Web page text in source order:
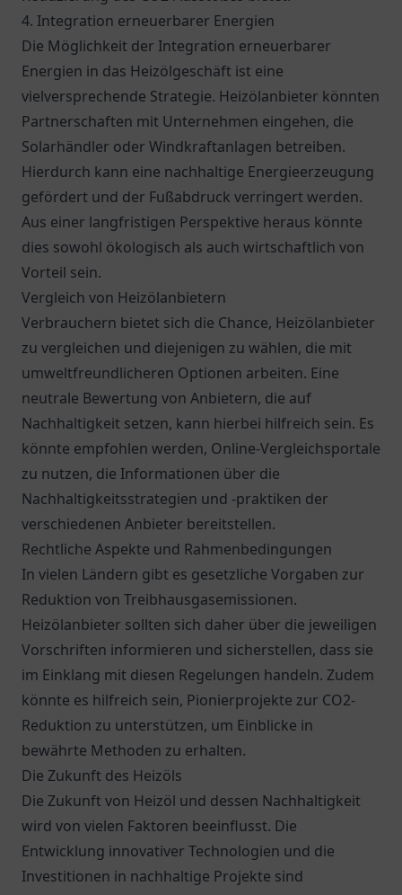
4. Integration erneuerbarer Energien
Die Möglichkeit der Integration erneuerbarer
Energien in das Heizölgeschäft ist eine
vielversprechende Strategie. Heizölanbieter könnten
Partnerschaften mit Unternehmen eingehen, die
Solarhändler oder Windkraftanlagen betreiben.
Hierdurch kann eine nachhaltige Energieerzeugung
gefördert und der Fußabdruck verringert werden.
Aus einer langfristigen Perspektive heraus könnte
dies sowohl ökologisch als auch wirtschaftlich von
Vorteil sein.
Vergleich von Heizölanbietern
Verbrauchern bietet sich die Chance, Heizölanbieter
zu vergleichen und diejenigen zu wählen, die mit
umweltfreundlicheren Optionen arbeiten. Eine
neutrale Bewertung von Anbietern, die auf
Nachhaltigkeit setzen, kann hierbei hilfreich sein. Es
könnte empfohlen werden, Online-Vergleichsportale
zu nutzen, die Informationen über die
Nachhaltigkeitsstrategien und -praktiken der
verschiedenen Anbieter bereitstellen.
Rechtliche Aspekte und Rahmenbedingungen
In vielen Ländern gibt es gesetzliche Vorgaben zur
Reduktion von Treibhausgasemissionen.
Heizölanbieter sollten sich daher über die jeweiligen
Vorschriften informieren und sicherstellen, dass sie
im Einklang mit diesen Regelungen handeln. Zudem
könnte es hilfreich sein, Pionierprojekte zur CO2-
Reduktion zu unterstützen, um Einblicke in
bewährte Methoden zu erhalten.
Die Zukunft des Heizöls
Die Zukunft von Heizöl und dessen Nachhaltigkeit
wird von vielen Faktoren beeinflusst. Die
Entwicklung innovativer Technologien und die
Investitionen in nachhaltige Projekte sind